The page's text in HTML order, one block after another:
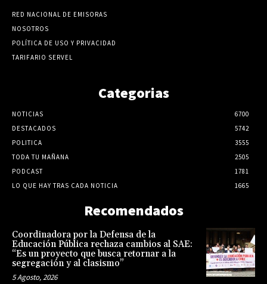
RED NACIONAL DE EMISORAS
NOSOTROS
POLÍTICA DE USO Y PRIVACIDAD
TARIFARIO SERVEL
Categorias
NOTICIAS
6700
DESTACADOS
5742
POLITICA
3555
TODA TU MAÑANA
2505
PODCAST
1781
LO QUE HAY TRAS CADA NOTICIA
1665
Recomendados
Coordinadora por la Defensa de la
Educación Pública rechaza cambios al SAE:
“Es un proyecto que busca retornar a la
segregación y al clasismo”
5 Agosto, 2026